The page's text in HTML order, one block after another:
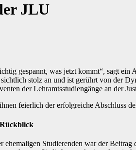
JLU
stolz an und ist gerührt von der
der Lehramtsstudiengänge an der
feierlich der erfolgreiche Abschluss
ehemaligen Studierenden war der